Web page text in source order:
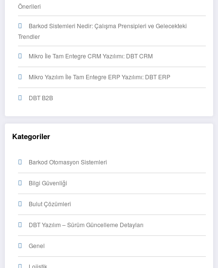
Önerileri
Barkod Sistemleri Nedir: Çalışma Prensipleri ve Gelecekteki
Trendler
Mikro İle Tam Entegre CRM Yazılımı: DBT CRM
Mikro Yazılım İle Tam Entegre ERP Yazılımı: DBT ERP
DBT B2B
Kategoriler
Barkod Otomasyon Sistemleri
Bilgi Güvenliği
Bulut Çözümleri
DBT Yazılım – Sürüm Güncelleme Detayları
Genel